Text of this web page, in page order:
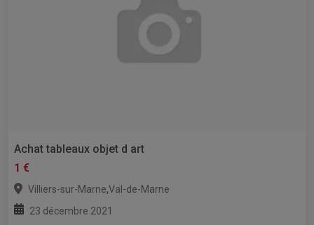
Achat tableaux objet d art
1 €
Villiers-sur-Marne,Val-de-Marne
23 décembre 2021